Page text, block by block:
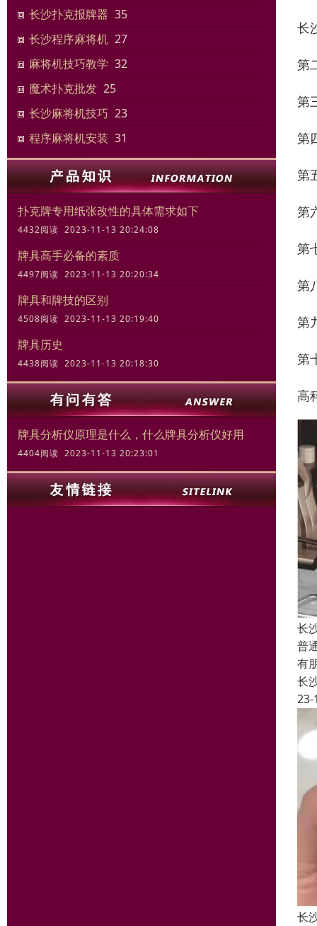
长沙扑克报牌器 35
长沙程序麻将机 27
麻将机技巧教学 32
魔术扑克批发 25
长沙麻将机技巧 23
程序麻将机安装 31
扑克牌专用纸张改性的具体需求如下
4432阅读 2023-11-13 20:24:08
牌具高手必备的素质
4497阅读 2023-11-13 20:20:34
牌具和牌技的区别
4508阅读 2023-11-13 20:19:40
牌具历史
4438阅读 2023-11-13 20:18:30
牌具分析仪原理是什么，什么牌具分析仪好用
4404阅读 2023-11-13 20:23:01
长
第
第
第
第
第
第
第
第
第
高
长
普
有
长
23-
长